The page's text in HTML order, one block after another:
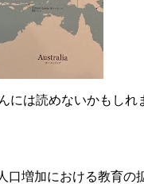
には読めないかもしれ
口増加における教育の